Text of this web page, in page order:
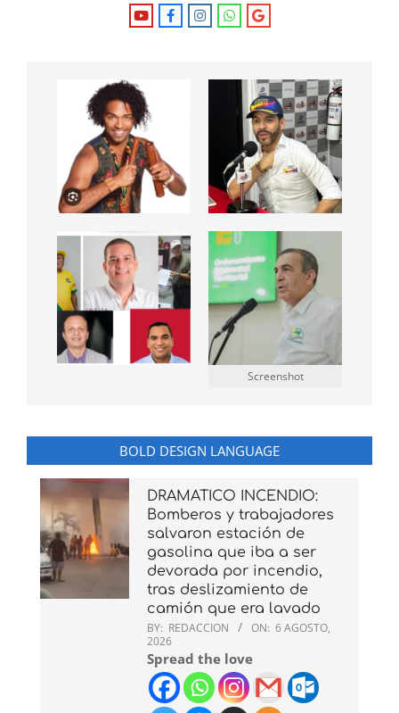
Screenshot
BOLD DESIGN LANGUAGE
DRAMATICO INCENDIO:
Bomberos y trabajadores
salvaron estación de
gasolina que iba a ser
devorada por incendio,
tras deslizamiento de
camión que era lavado
BY: REDACCION ON: 6 AGOSTO,
2026
Spread the love